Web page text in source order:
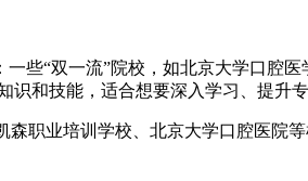
些“双一流”院校，如北京大学口腔
和技能，适合想要深入学习、提升专
职业培训学校、北京大学口腔医院